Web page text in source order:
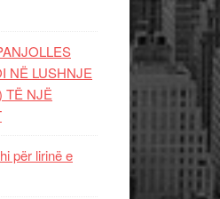
NË LUSHNJE
TË NJË
për lirinë e